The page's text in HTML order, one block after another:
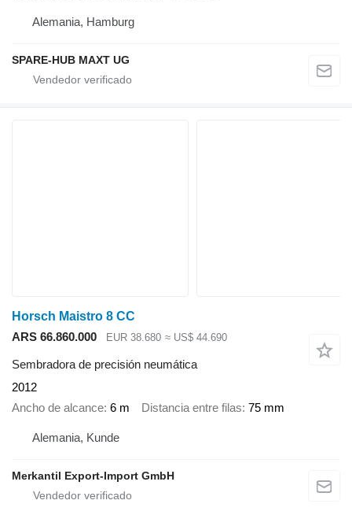
Alemania, Hamburg
SPARE-HUB MAXT UG
Horsch Maistro 8 CC
ARS 66.860.000
EUR 38.680 ≈ US$ 44.690
Sembradora de precisión neumática
2012
Ancho de alcance 6 m Distancia entre filas 75 mm
Alemania, Kunde
Merkantil Export-Import GmbH